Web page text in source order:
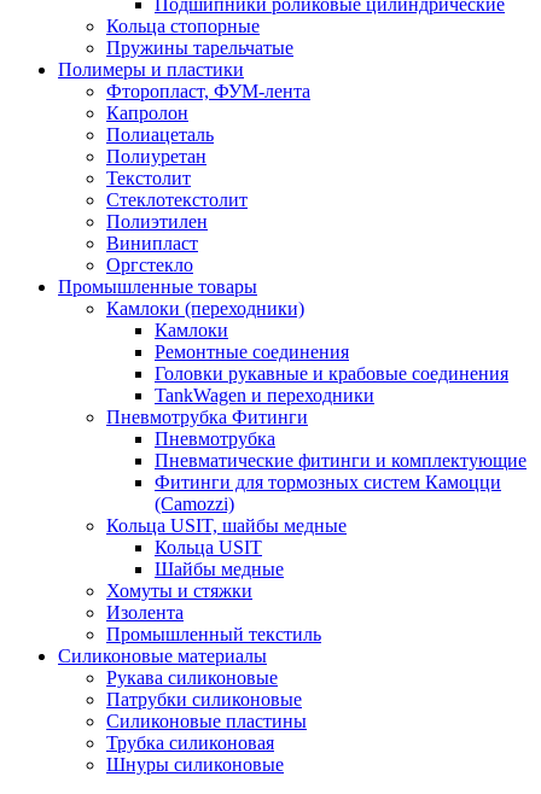
Подшипники роликовые цилиндрические
Кольца стопорные
Пружины тарельчатые
Полимеры и пластики
Фторопласт, ФУМ-лента
Капролон
Полиацеталь
Полиуретан
Текстолит
Стеклотекстолит
Полиэтилен
Винипласт
Оргстекло
Промышленные товары
Камлоки (переходники)
Камлоки
Ремонтные соединения
Головки рукавные и крабовые соединения
TankWagen и переходники
Пневмотрубка Фитинги
Пневмотрубка
Пневматические фитинги и комплектующие
Фитинги для тормозных систем Камоцци
(Camozzi)
Кольца USIT, шайбы медные
Кольца USIT
Шайбы медные
Хомуты и стяжки
Изолента
Промышленный текстиль
Силиконовые материалы
Рукава силиконовые
Патрубки силиконовые
Силиконовые пластины
Трубка силиконовая
Шнуры силиконовые